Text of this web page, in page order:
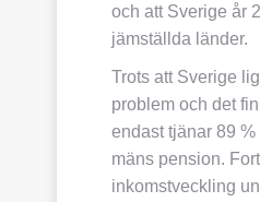
och att Sverige år
jämställda länder.
Trots att Sverige
problem och det
endast tjänar 89
mäns pension.
inkomstveckling